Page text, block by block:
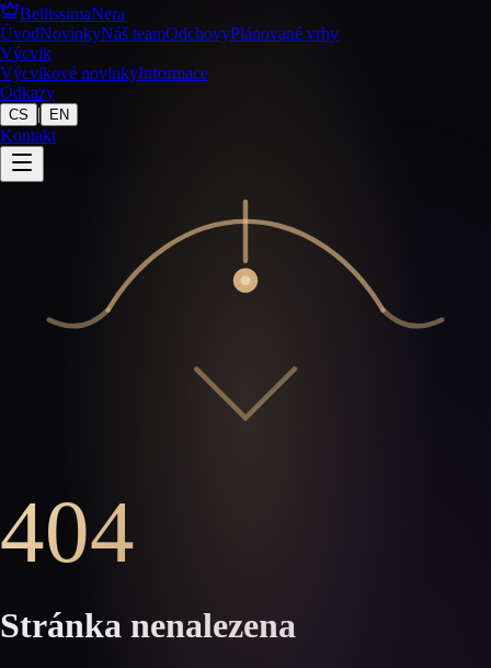
BellissimaNera
ÚvodNovinkyNáš teamOdchovyPlánované vrhy
Výcvik
Výcvikové novinkyInformace
Odkazy
CS | EN
Kontakt
404
Stránka nenalezena